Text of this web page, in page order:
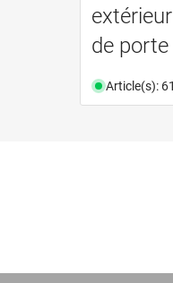
de porte
Article(s):